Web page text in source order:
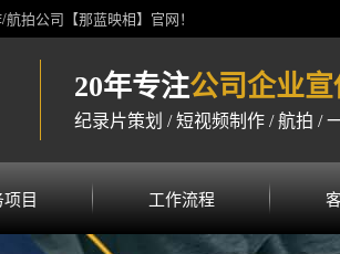
拍公司【那蓝映相】官网！
20年专注公司企业宣
纪录片策划 / 短视频制作 / 航拍 /
目 工作流程